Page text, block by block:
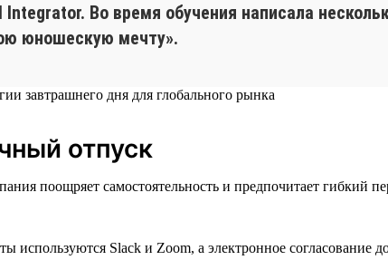
Во время обучения написала
юношескую мечту».
отпуск
поощряет самостоятельность и предпочитает гибкий
Slack и Zoom, а электронное согласование